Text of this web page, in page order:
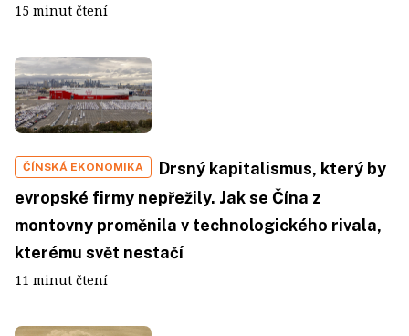
15 minut čtení
ČÍNSKÁ EKONOMIKA
Drsný kapitalismus, který by
evropské firmy nepřežily. Jak se Čína z
montovny proměnila v technologického rivala,
kterému svět nestačí
11 minut čtení